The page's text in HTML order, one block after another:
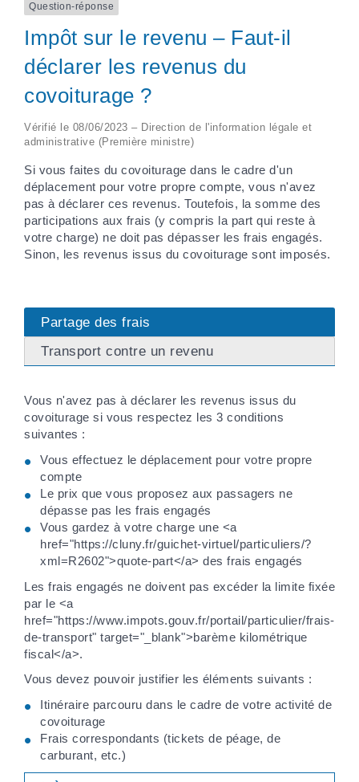
Question-réponse
Impôt sur le revenu – Faut-il
déclarer les revenus du
covoiturage ?
Vérifié le 08/06/2023 – Direction de l'information légale et
administrative (Première ministre)
Si vous faites du covoiturage dans le cadre d'un
déplacement pour votre propre compte, vous n'avez
pas à déclarer ces revenus. Toutefois, la somme des
participations aux frais (y compris la part qui reste à
votre charge) ne doit pas dépasser les frais engagés.
Sinon, les revenus issus du covoiturage sont imposés.
Partage des frais
Transport contre un revenu
Vous n'avez pas à déclarer les revenus issus du
covoiturage si vous respectez les 3 conditions
suivantes :
Vous effectuez le déplacement pour votre propre
compte
Le prix que vous proposez aux passagers ne
dépasse pas les frais engagés
Vous gardez à votre charge une <a
href="https://cluny.fr/guichet-virtuel/particuliers/?
xml=R2602">quote-part</a> des frais engagés
Les frais engagés ne doivent pas excéder la limite fixée
par le <a
href="https://www.impots.gouv.fr/portail/particulier/frais-
de-transport" target="_blank">barème kilométrique
fiscal</a>.
Vous devez pouvoir justifier les éléments suivants :
Itinéraire parcouru dans le cadre de votre activité de
covoiturage
Frais correspondants (tickets de péage, de
carburant, etc.)